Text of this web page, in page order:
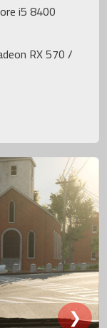
i5 8400
RX 570 /
❯